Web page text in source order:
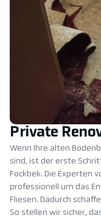
Private
Wenn Ihre alten
sind, ist der erste
Fockbek. Die Experten
professionell um das
Fliesen. Dadurch
So stellen wir sicher,